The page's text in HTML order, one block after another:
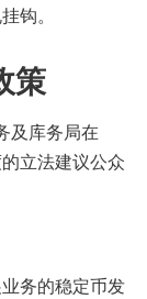
钩。
策
及库务局在
立法建议公众
务的稳定币发